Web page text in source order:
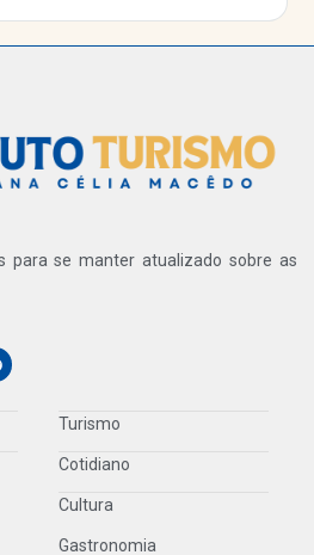
para se manter atualizado sobre as
Turismo
Cotidiano
Cultura
Gastronomia